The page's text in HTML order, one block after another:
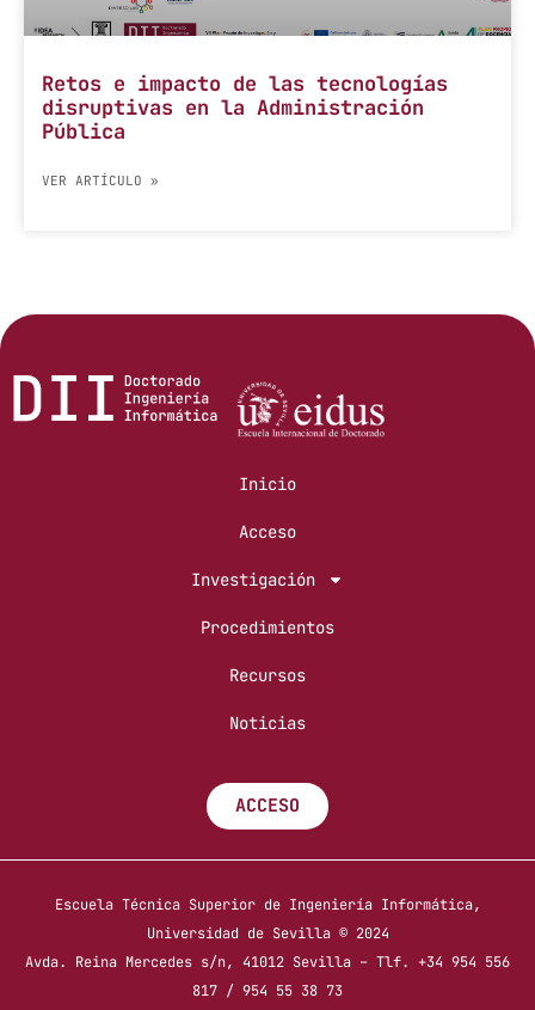
Retos e impacto de las tecnologías
disruptivas en la Administración
Pública
VER ARTÍCULO »
Inicio
Acceso
Investigación
Procedimientos
Recursos
Noticias
ACCESO
Escuela Técnica Superior de Ingeniería Informática,
Universidad de Sevilla © 2024
Avda. Reina Mercedes s/n, 41012 Sevilla – Tlf. +34 954 556
817 / 954 55 38 73